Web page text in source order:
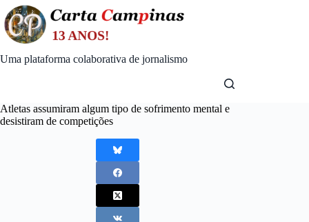
Skip
to
content
Uma plataforma colaborativa de jornalismo
Atletas assumiram algum tipo de sofrimento mental e
desistiram de competições